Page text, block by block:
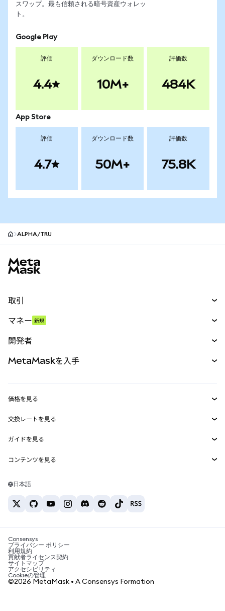
スワップ。最も信頼される暗号資産ウォレッ
ト。
Google Play
評価
4.4
ダウンロード数
10M+
評価数
484K
App Store
評価
4.7
ダウンロード数
50M+
評価数
75.8K
ALPHA/TRU
取引
パーペチュアル
RWA
マネー 新規
開発者
MetaMask Connect
Snaps
Web3サービス
MetaMaskを入手
セキュリティ
サポート
キャリア
お問い合わせ
価格を見る
イーサリアムの価格
Solanaの価格
Tetherの価格
交換レートを見る
ETH→USD
USDT→INR
BTC→INR
ETH→USDT
ガイドを見る
ETHの購入
USDTの購入
SHIBの購入
BNBの購入
コンテンツを見る
Solanaウォレット
税制関連ニュース
暗号資産の購入方法は？
ビットコインを売るには？
日本語
Consensys
プライバシー ポリシー
利用規約
貢献者ライセンス契約
サイトマップ
アクセシビリティ
Cookieの管理
©2026 MetaMask • A Consensys Formation